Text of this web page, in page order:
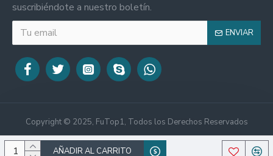
AÑADIR AL CARRITO
suscribiéndote a nuestro boletín.
ENVIAR
Copyright © 2025, FuTop1, Todos los Derechos Reservados